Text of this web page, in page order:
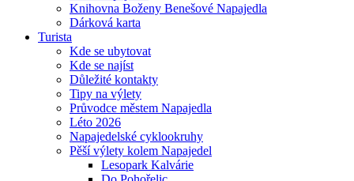
Knihovna Boženy Benešové Napajedla
Dárková karta
Turista
Kde se ubytovat
Kde se najíst
Důležité kontakty
Tipy na výlety
Průvodce městem Napajedla
Léto 2026
Napajedelské cyklookruhy
Pěší výlety kolem Napajedel
Lesopark Kalvárie